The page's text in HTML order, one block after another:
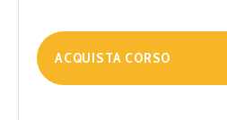
ACQUISTA CORSO